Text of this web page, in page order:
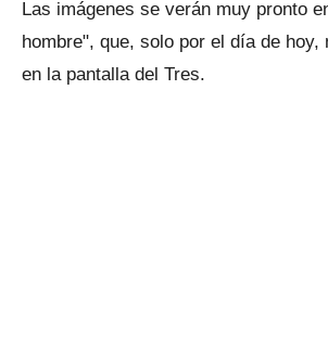
Las imágenes se verán muy pronto
hombre", que, solo por el día de hoy,
en la pantalla del Tres.